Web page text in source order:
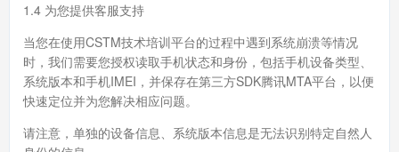
1.4 为您提供客服支持
当您在使用CSTM技术培训平台的过程中遇到系统崩溃等情况
时，我们需要您授权读取手机状态和身份，包括手机设备类型、
系统版本和手机IMEI，并保存在第三方SDK腾讯MTA平台，以便
快速定位并为您解决相应问题。
请注意，单独的设备信息、系统版本信息是无法识别特定自然人